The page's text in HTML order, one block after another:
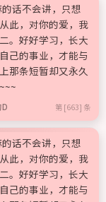
话不会讲，只想
此，对你的爱，我
。好好学习，长大
己的事业，才能与
那条短暂却又永久
第 [663] 条
话不会讲，只想
此，对你的爱，我
。好好学习，长大
己的事业，才能与